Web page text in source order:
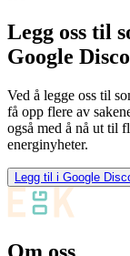
Legg oss til
Google
Ved å legge oss til
få opp flere av
også med å nå ut til
energinyheter.
Legg til i Google